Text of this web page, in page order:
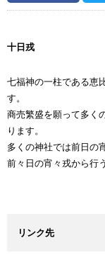
十日戎
七福神の一柱である恵
す。
商売繁盛を願って多く
ります。
多くの神社では前日の
前々日の宵々戎から行
リンク先